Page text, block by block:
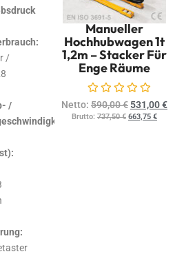
/
/
Manueller
Hochhubwagen 1t
1,2m – Stacker Für
Enge Räume
Netto: 590,00€ 531,00€
Brutto: 737,50€ 663,75 €